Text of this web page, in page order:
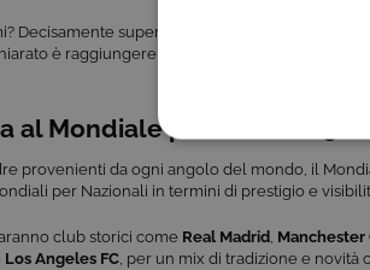
Decisamente superiore rispetto alle edizioni
è raggiungere
al Mondiale per Club 2025?
provenienti da ogni angolo del mondo, il
per Nazionali in termini di prestigio e
club storici come Real Madrid, Manchester
Los Angeles FC, per un mix di tradizione e novità
COOKIE